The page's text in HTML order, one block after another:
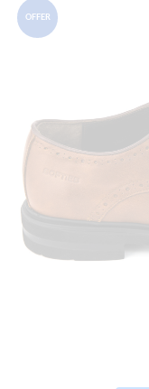
OFFER